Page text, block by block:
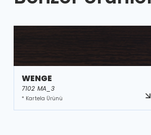
WENGE
7102 MA_3
* Kartela Ürünü